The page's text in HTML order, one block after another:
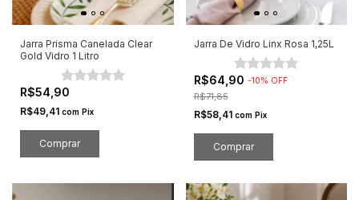
Jarra Prisma Canelada Clear
Gold Vidro 1 Litro
R$54,90
R$49,41 com Pix
Jarra De Vidro Linx Rosa 1,25L
R$64,90 -10% OFF
R$71,85
R$58,41 com Pix